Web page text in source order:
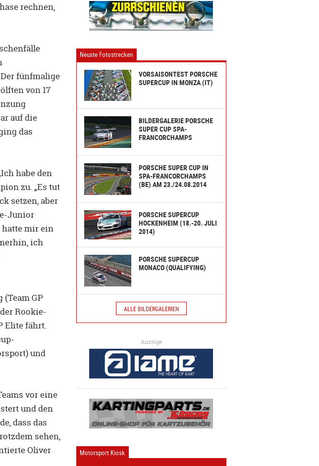
rechnen,
fünfmalige
von 17
auf die
das
habe den
zu. „Es tut
setzen, aber
Junior
hatte mir ein
ich
GP
Rookie-
Elite fährt.
und
vor eine
und den
dass das
sehen,
Oliver
Neuste Fotostrecken
VORSAISONTEST PORSCHE
SUPERCUP IN MONZA (IT)
BILDERGALERIE PORSCHE
SUPER CUP SPA-
FRANCORCHAMPS
PORSCHE SUPER CUP IN
SPA-FRANCORCHAMPS
(BE) AM 23./24.08.2014
PORSCHE SUPERCUP
HOCKENHEIM (18.-20. JULI
2014)
PORSCHE SUPERCUP
MONACO (QUALIFYING)
ALLE BILDERGALERIEN
Anzeige
Motorsport Kiosk